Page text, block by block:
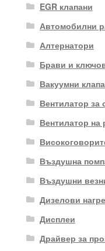
EGR клапани
Автомобилни
Алтернатори
Брави и
Вакуумни
Вентилатор за
Вентилатор на
Въздушна
Въздушни
Дизелови
Дисплеи
Драйвер за